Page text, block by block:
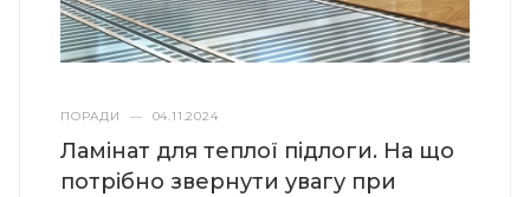
ПОРАДИ — 04.11.2024
Ламінат для теплої підлоги. На що
потрібно звернути увагу при